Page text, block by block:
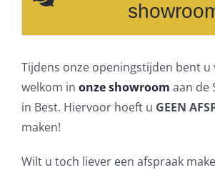
Tijdens onze openingstijden bent u
welkom in onze showroom aan de
in Best. Hiervoor hoeft u GEEN
maken!
Wilt u toch liever een afspraak